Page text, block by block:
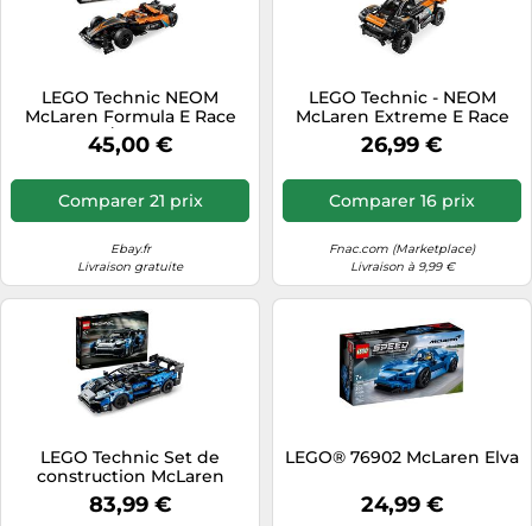
LEGO Technic NEOM
McLaren Formula E Race
Car 42169 / Enfant voiture
jeu jouet
45,00 €
Comparer 21 prix
Ebay.fr
Livraison gratuite
LEGO Technic - NEOM
McLaren Extreme E Race
Car - 42166
26,99 €
Comparer 16 prix
Fnac.com (Marketplace)
Livraison à 9,99 €
LEGO Technic Set de
construction McLaren
Senna GTR 42123 –
maquette de voiture de
83,99 €
LEGO® 76902 McLaren Elva
24,99 €